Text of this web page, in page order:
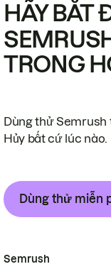
HÃY BẮT
TRONG
Dùng thử Semrush
Hủy bất cứ lúc nào.
Dùng thử miễn
Semrush